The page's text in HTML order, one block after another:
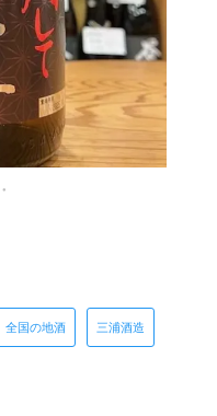
全国の地酒 三浦酒造